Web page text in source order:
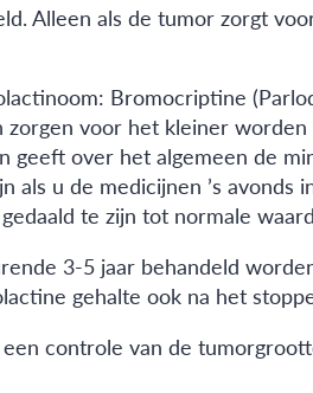
Alleen als de tumor zorgt
Bromocriptine
voor het kleiner
over het algemeen de
u de medicijnen ’s
te zijn tot normale
3-5 jaar behandeld
gehalte ook na het
controle van de